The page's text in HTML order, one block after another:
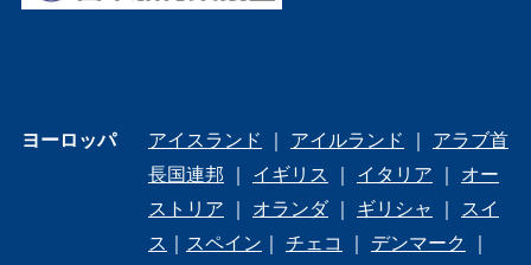
ヨーロッパ アイスランド アイルランド
アラブ首
長国連邦
イギリス イタリア
オー
ストリア
オランダ｜ ギリシャ
スイ
ス
スペイン チェコ デンマーク